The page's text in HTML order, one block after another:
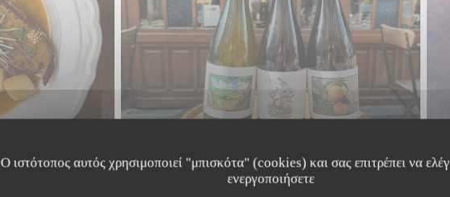
Ο ιστότοπος αυτός χρησιμοποιεί "μπισκότα" (cookies) και σας επιτρέπει να
ενεργοποιήσετε